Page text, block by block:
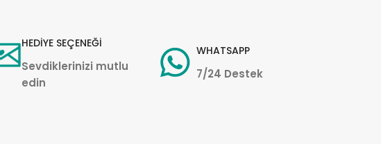
HEDİYE SEÇENEĞİ
Sevdiklerinizi mutlu
edin
WHATSAPP
7/24 Destek